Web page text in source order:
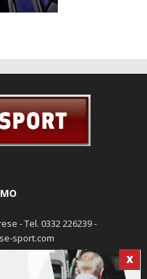
X
sport.com
1979 - Prodotto da Sunrise
Marocco -Cookie policy